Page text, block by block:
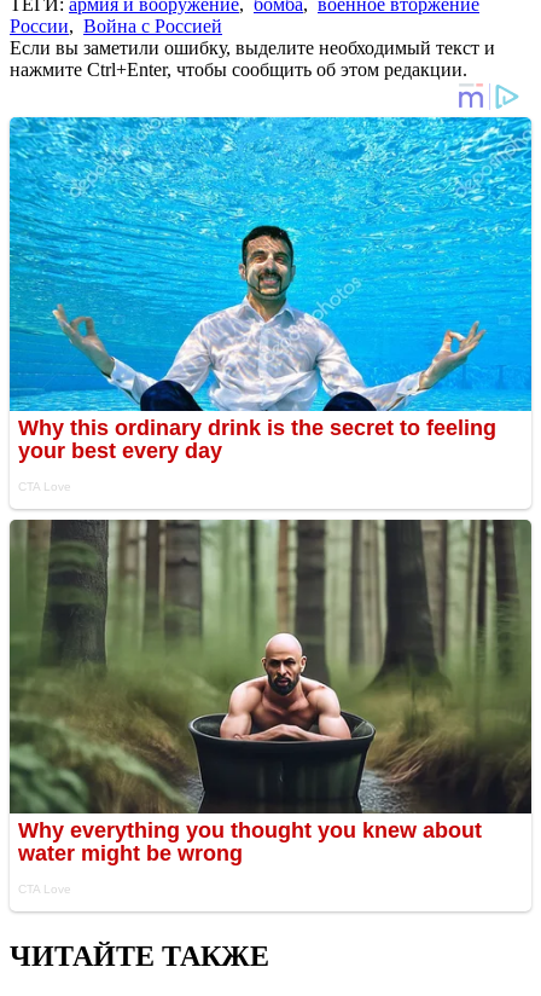
России, Война с Россией
Если вы заметили ошибку, выделите необходимый текст и
нажмите Ctrl+Enter, чтобы сообщить об этом редакции.
ЧИТАЙТЕ ТАКЖЕ